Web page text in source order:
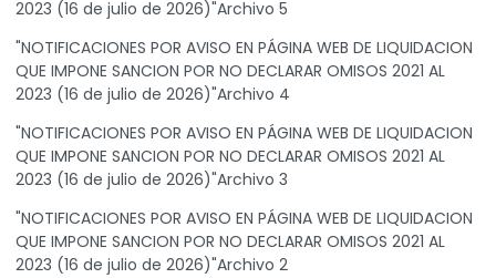
2023 (16 de julio de 2026)"Archivo 5
"NOTIFICACIONES POR AVISO EN PÁGINA WEB DE LIQUIDACION
QUE IMPONE SANCION POR NO DECLARAR OMISOS 2021 AL
2023 (16 de julio de 2026)"Archivo 4
"NOTIFICACIONES POR AVISO EN PÁGINA WEB DE LIQUIDACION
QUE IMPONE SANCION POR NO DECLARAR OMISOS 2021 AL
2023 (16 de julio de 2026)"Archivo 3
"NOTIFICACIONES POR AVISO EN PÁGINA WEB DE LIQUIDACION
QUE IMPONE SANCION POR NO DECLARAR OMISOS 2021 AL
2023 (16 de julio de 2026)"Archivo 2